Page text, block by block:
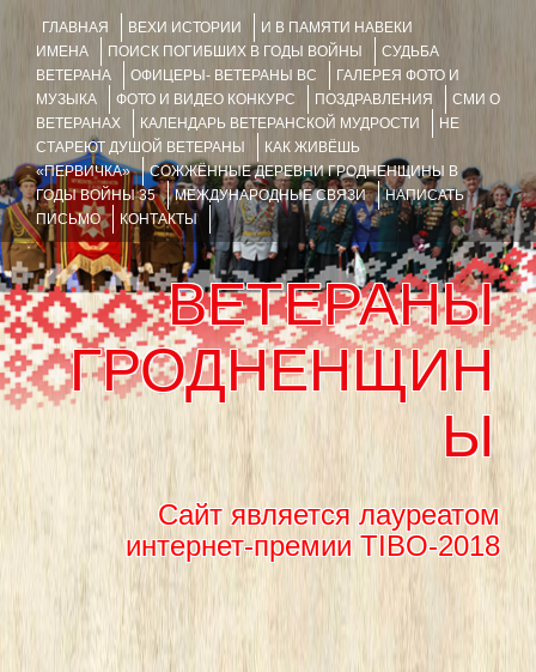
ГЛАВНАЯ ВЕХИ ИСТОРИИ
И В ПАМЯТИ НАВЕКИ
ИМЕНА
ПОИСК ПОГИБШИХ В ГОДЫ ВОЙНЫ
СУДЬБА
ВЕТЕРАНА
ОФИЦЕРЫ- ВЕТЕРАНЫ ВС
ГАЛЕРЕЯ ФОТО И
МУЗЫКА
ФОТО И ВИДЕО КОНКУРС ПОЗДРАВЛЕНИЯ
СМИ О
ВЕТЕРАНАХ
КАЛЕНДАРЬ ВЕТЕРАНСКОЙ МУДРОСТИ
НЕ
СТАРЕЮТ ДУШОЙ ВЕТЕРАНЫ
КАК ЖИВЁШЬ
«ПЕРВИЧКА»
СОЖЖЁННЫЕ ДЕРЕВНИ ГРОДНЕНЩИНЫ В
ГОДЫ ВОЙНЫ 35
МЕЖДУНАРОДНЫЕ СВЯЗИ
НАПИСАТЬ
ПИСЬМО
КОНТАКТЫ
ВЕТЕРАНЫ
ГРОДНЕНЩИН
Ы
Сайт является лауреатом
интернет-премии TIBO-2018